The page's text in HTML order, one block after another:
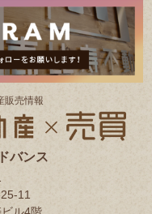
販売情報
バンス
11
ル4階